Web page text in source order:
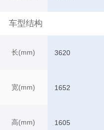
车型结构
长(mm)
宽(mm)
高(mm)
3620
1652
1605